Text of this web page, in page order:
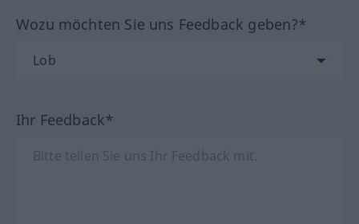
Wozu möchten Sie uns Feedback geben?*
Ihr Feedback*